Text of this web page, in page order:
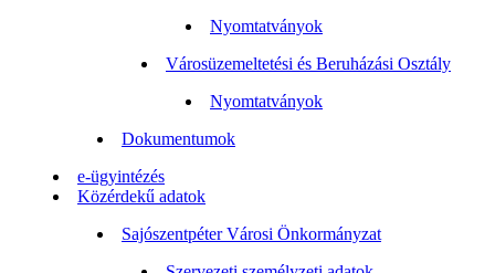
Nyomtatványok
Városüzemeltetési és Beruházási Osztály
Nyomtatványok
Dokumentumok
e-ügyintézés
Közérdekű adatok
Sajószentpéter Városi Önkormányzat